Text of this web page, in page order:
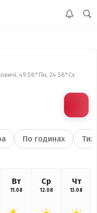
49.58°Пн, 24.58°Сх
По годинах
Вт
11.08
Ср
12.08
Чт
13.08